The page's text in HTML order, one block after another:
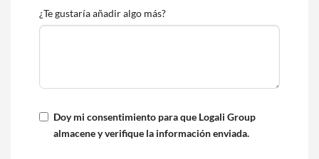
¿Te gustaría añadir algo más?
Doy mi consentimiento para que Logali Group
almacene y verifique la información enviada.